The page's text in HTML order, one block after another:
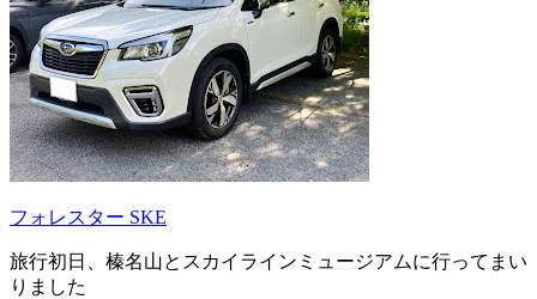
フォレスター SKE
旅行初日、榛名山とスカイラインミュージアムに行ってまい
りました